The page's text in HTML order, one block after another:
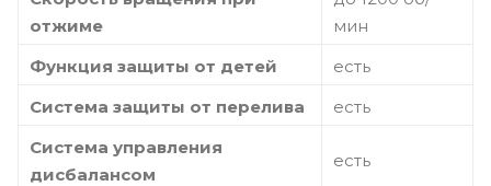
отжиме
мин
Функция защиты от детей
есть
Система защиты от перелива
есть
Система управления
дисбалансом
есть